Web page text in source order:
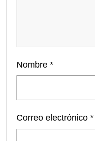
Nombre *
Correo electrónico *